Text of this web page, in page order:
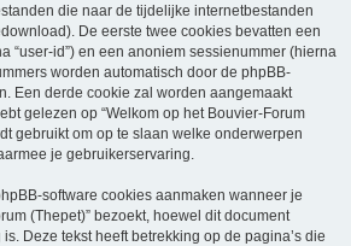
die naar de tijdelijke internetbestanden
De eerste twee cookies bevatten een
“user-id”) en een anoniem sessienummer (hierna
worden automatisch door de phpBB-
Een derde cookie zal worden aangemaakt
gelezen op “Welkom op het Bouvier-Forum
gebruikt om op te slaan welke onderwerpen
je gebruikerservaring.
software cookies aanmaken wanneer je
(Thepet)” bezoekt, hoewel dit document
Deze tekst heeft betrekking op de pagina’s die